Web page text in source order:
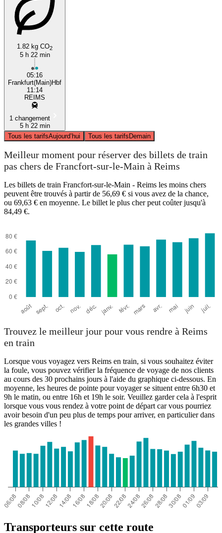
1.82 kg CO2
5 h 22 min
05:16
Frankfurt(Main)Hbf
11:14
REIMS
1 changement
5 h 22 min
Tous les tarifsAujourd’hui Tous les tarifsDemain
Meilleur moment pour réserver des billets de train
pas chers de Francfort-sur-le-Main à Reims
Les billets de train Francfort-sur-le-Main - Reims les moins chers
peuvent être trouvés à partir de 56,69 € si vous avez de la chance,
ou 69,63 € en moyenne. Le billet le plus cher peut coûter jusqu'à
84,49 €.
Trouvez le meilleur jour pour vous rendre à Reims
en train
Lorsque vous voyagez vers Reims en train, si vous souhaitez éviter
la foule, vous pouvez vérifier la fréquence de voyage de nos clients
au cours des 30 prochains jours à l'aide du graphique ci-dessous. En
moyenne, les heures de pointe pour voyager se situent entre 6h30 et
9h le matin, ou entre 16h et 19h le soir. Veuillez garder cela à l'esprit
lorsque vous vous rendez à votre point de départ car vous pourriez
avoir besoin d'un peu plus de temps pour arriver, en particulier dans
les grandes villes !
Transporteurs sur cette route